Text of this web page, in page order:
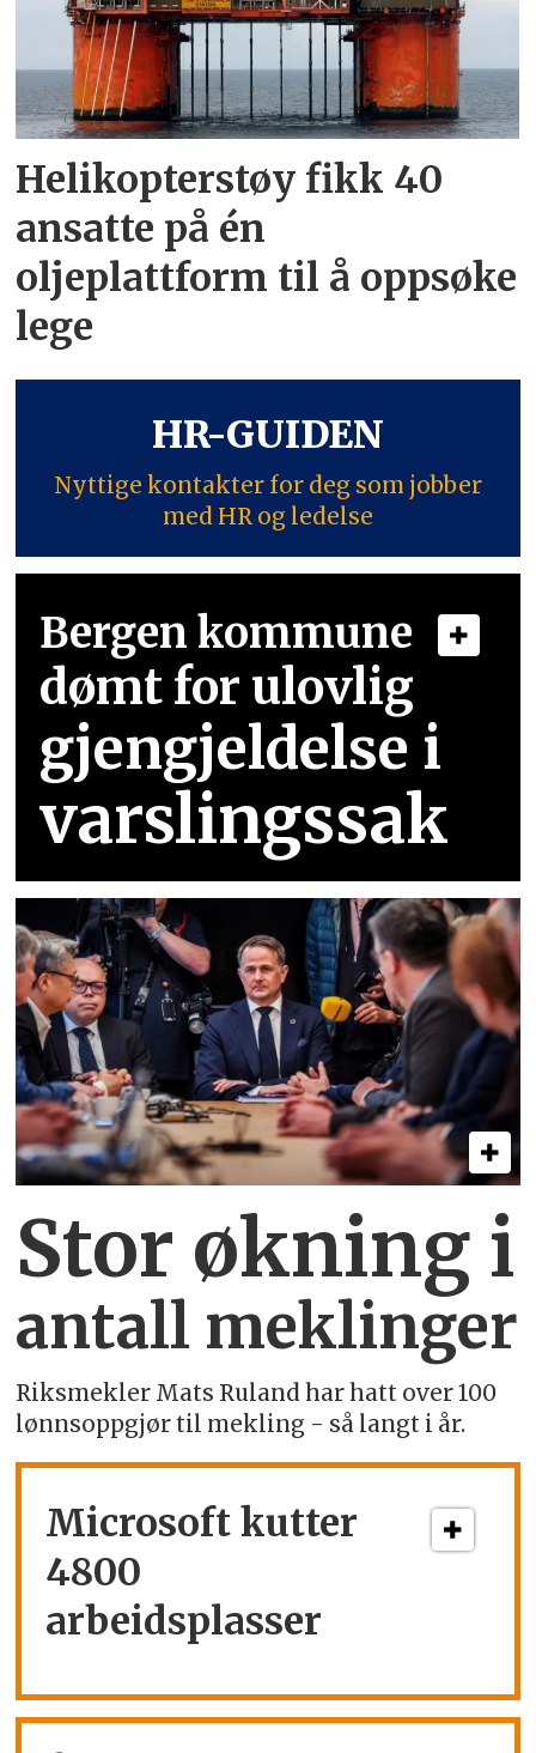
Helikopterstøy fikk 40
ansatte på én
oljeplattform til å oppsøke
lege
HR-GUIDEN
Nyttige kontakter for deg som jobber
med HR og ledelse
Bergen kommune
dømt for ulovlig
gjengjeldelse i
varslingssak
Stor økning i
antall meklinger
Riksmekler Mats Ruland har hatt over 100
lønnsoppgjør til mekling - så langt i år.
Microsoft kutter
4800
arbeidsplasser